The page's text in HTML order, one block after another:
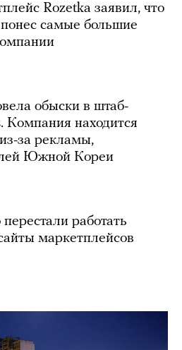
Rozetka заявил, что
самые большие
обыски в штаб-
Компания находится
за рекламы,
Южной Кореи
работать
маркетплейсов